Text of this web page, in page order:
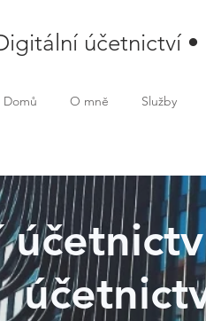
účetnictví
Domů O mně Služby